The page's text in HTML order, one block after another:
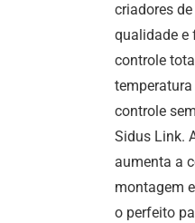
criadores
qualidade e
controle
controle
Sidus Link.
aumenta a
montagem
o perfeito